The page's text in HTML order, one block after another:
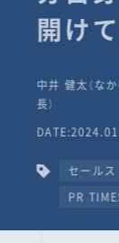
開け
タ
中井 健太（
長）
セールス
PR